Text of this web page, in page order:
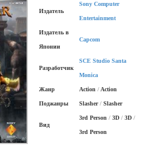
Издатель
Sony Computer
Entertainment
Издатель в
Японии
Capcom
Разработчик
SCE Studio Santa
Monica
Жанр Action/ Action
Поджанры Slasher/ Slasher
Вид
3rd Person/ 3D/ 3D/
3rd Person